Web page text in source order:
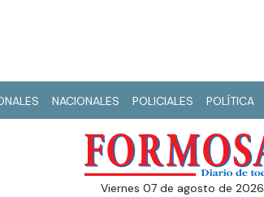
NACIONALES POLICIALES POLÍTICA
viernes 07 de agosto de 2026